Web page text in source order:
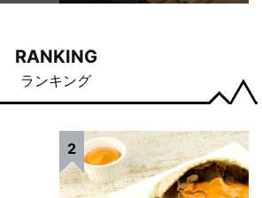
RANKING
ランキング